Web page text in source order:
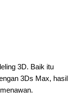
3D. Baik itu
3Ds Max, hasil